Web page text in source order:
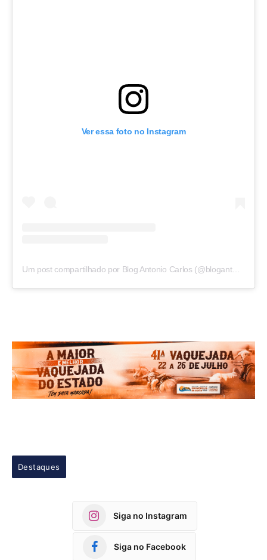
Ver essa foto no Instagram
Um post compartilhado por Blog Antonio Carlos (@blogantoniocarlos)
Destaques
Siga no Instagram
Siga no Facebook